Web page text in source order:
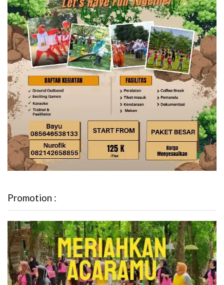
Promotion :